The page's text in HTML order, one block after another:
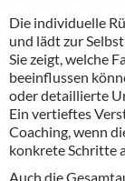
Die individuelle
und lädt zur
Sie zeigt, welche
beeinflussen
oder detaillierte
Ein vertieftes
Coaching, wenn
konkrete Schritte
Auch die